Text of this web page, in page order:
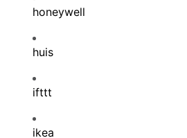
honeywell
huis
ifttt
ikea